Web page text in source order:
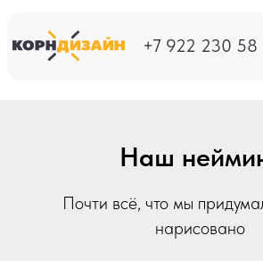
Наш
Почти всё, что мы
нарисовано